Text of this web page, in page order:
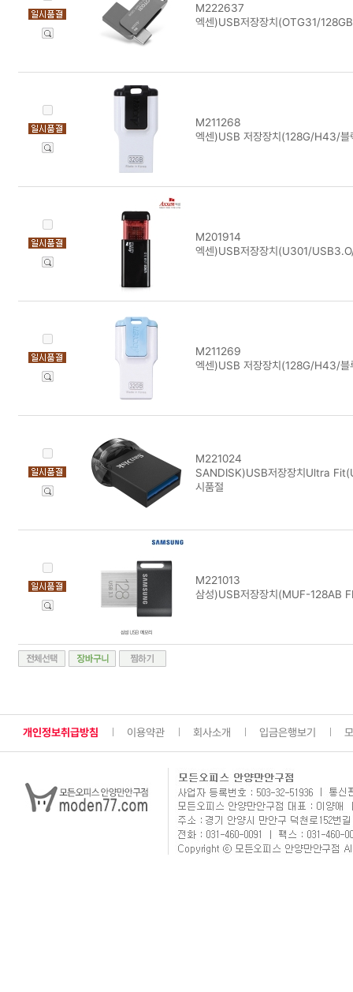
M222637
엑센)USB저장장치(OTG31/
M211268
엑센)USB 저장장치(128G/H43/블
M201914
엑센)USB저장장치(U301/
M211269
엑센)USB 저장장치(128G/H43/블
M221024
SANDISK)USB저장장치Ultra
시품절
M221013
삼성)USB저장장치(MUF-128AB
개인정보취급방침 이용약관 회사소개 입금은행보기